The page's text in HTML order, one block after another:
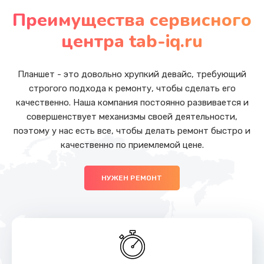
Заказать
от 500 руб.
Заказать
Ремонт цепи питания
от 2200 руб.
Ремонт мультиконтроллера
Замена шлейфа
Преимущества сервисного
центра tab-iq.ru
Планшет - это довольно хрупкий девайс, требующий
строгого подхода к ремонту, чтобы сделать его
качественно. Наша компания постоянно развивается и
совершенствует механизмы своей деятельности,
поэтому у нас есть все, чтобы делать ремонт быстро и
качественно по приемлемой цене.
НУЖЕН РЕМОНТ